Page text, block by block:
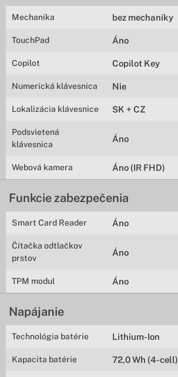
Mechanika bez mechaniky
TouchPad Áno
Copilot Copilot Key
Numerická klávesnica Nie
Lokalizácia klávesnice SK + CZ
Podsvietená
klávesnica
Áno
Webová kamera Áno (IR FHD)
Funkcie zabezpečenia
Smart Card Reader Áno
Čítačka odtlačkov
prstov
Áno
TPM modul Áno
Napájanie
Technológia batérie Lithium-Ion
Kapacita batérie 72,0 Wh (4-cell)